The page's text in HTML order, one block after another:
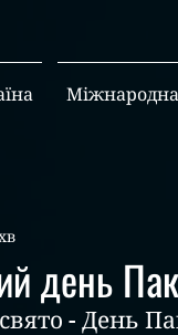
день
свято - День